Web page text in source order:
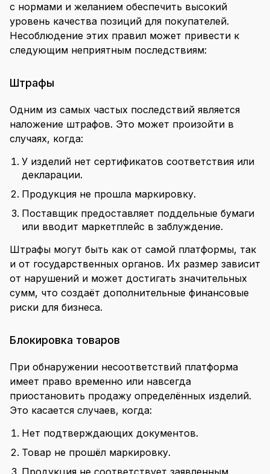
с нормами и желанием обеспечить высокий
уровень качества позиций для покупателей.
Несоблюдение этих правил может привести к
следующим неприятным последствиям:
Штрафы
Одним из самых частых последствий является
наложение штрафов. Это может произойти в
случаях, когда:
У изделий нет сертификатов соответствия или
декларации.
Продукция не прошла маркировку.
Поставщик предоставляет поддельные бумаги
или вводит маркетплейс в заблуждение.
Штрафы могут быть как от самой платформы, так
и от государственных органов. Их размер зависит
от нарушений и может достигать значительных
сумм, что создаёт дополнительные финансовые
риски для бизнеса.
Блокировка товаров
При обнаружении несоответствий платформа
имеет право временно или навсегда
приостановить продажу определённых изделий.
Это касается случаев, когда:
Нет подтверждающих документов.
Товар не прошёл маркировку.
Продукция не соответствует заявленным